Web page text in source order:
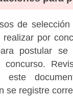
de
realizar por
postular se
concurso.
este
se registre